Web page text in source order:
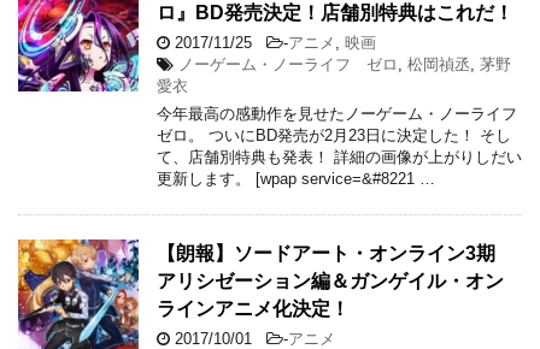
ロ』BD発売決定！店舗別特典はこれだ！
2017/11/25 -アニメ
映画
ノーゲーム・ノーライフ ゼロ
松岡禎丞 茅野
愛衣
今年最高の感動作を見せたノーゲーム・ノーライフ
ゼロ。 ついにBD発売が2月23日に決定した！ そし
て、店舗別特典も発表！ 詳細の画像が上がりしだい
更新します。 [wpap service=&#8221 …
【朗報】ソードアート・オンライン3期
アリシゼーション編＆ガンゲイル・オン
ラインアニメ化決定！
2017/10/01 -アニメ